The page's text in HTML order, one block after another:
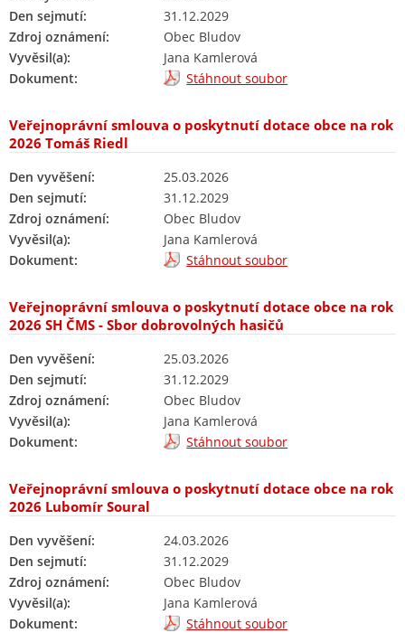
Den sejmutí:
31.12.2029
Zdroj oznámení:
Obec Bludov
Vyvěsil(a):
Jana Kamlerová
Dokument:
Stáhnout soubor
Veřejnoprávní smlouva o poskytnutí dotace obce na rok
2026 Tomáš Riedl
Den vyvěšení:
25.03.2026
Den sejmutí:
31.12.2029
Zdroj oznámení:
Obec Bludov
Vyvěsil(a):
Jana Kamlerová
Dokument:
Stáhnout soubor
Veřejnoprávní smlouva o poskytnutí dotace obce na rok
2026 SH ČMS - Sbor dobrovolných hasičů
Den vyvěšení:
25.03.2026
Den sejmutí:
31.12.2029
Zdroj oznámení:
Obec Bludov
Vyvěsil(a):
Jana Kamlerová
Dokument:
Stáhnout soubor
Veřejnoprávní smlouva o poskytnutí dotace obce na rok
2026 Lubomír Soural
Den vyvěšení:
24.03.2026
Den sejmutí:
31.12.2029
Zdroj oznámení:
Obec Bludov
Vyvěsil(a):
Jana Kamlerová
Dokument:
Stáhnout soubor